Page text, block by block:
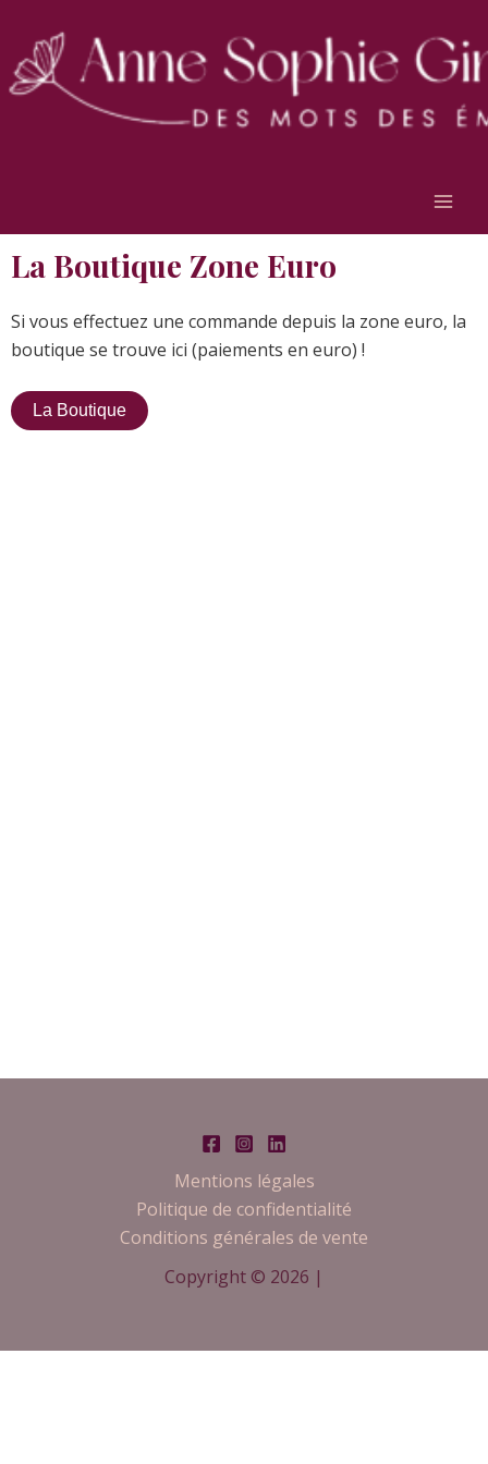
contenu
La Boutique Zone Euro
Si vous effectuez une commande depuis la zone euro, la
boutique se trouve ici (paiements en euro) !
La Boutique
Mentions légales
Politique de confidentialité
Conditions générales de vente
Copyright © 2026 |